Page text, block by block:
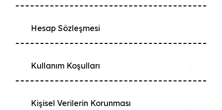
Hesap Sözleşmesi
Kullanım Koşulları
Kişisel Verilerin Korunması